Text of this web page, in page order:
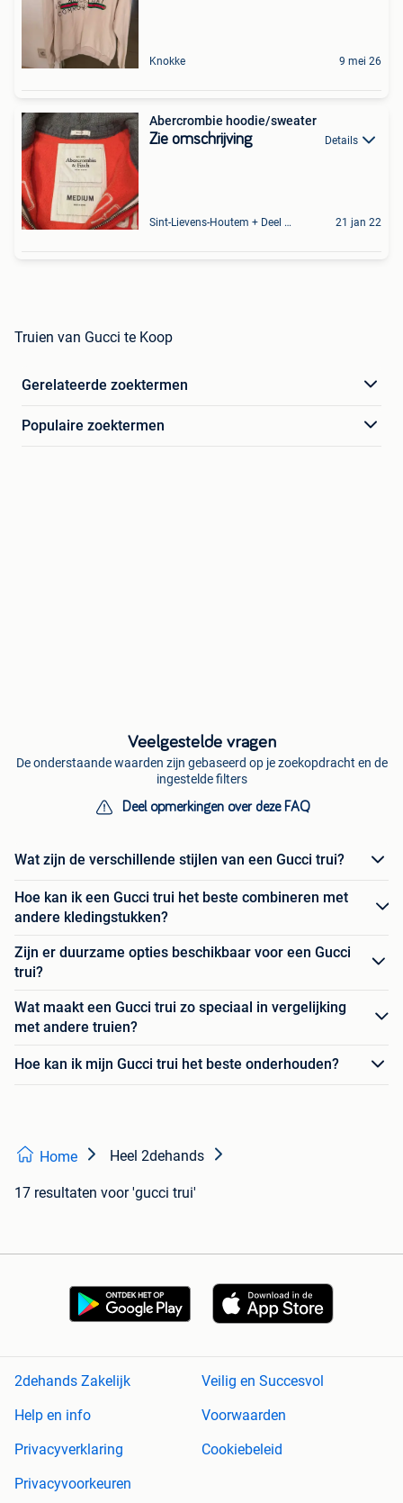
Knokke 9 mei 26
Abercrombie hoodie/sweater
Zie omschrijving Details
Sint-Lievens-Houtem + Deel Oombergen 21 jan 22
Truien van Gucci te Koop
Gerelateerde zoektermen
Populaire zoektermen
Veelgestelde vragen
De onderstaande waarden zijn gebaseerd op je zoekopdracht en de
ingestelde filters
Deel opmerkingen over deze FAQ
Wat zijn de verschillende stijlen van een Gucci trui?
Hoe kan ik een Gucci trui het beste combineren met
andere kledingstukken?
Zijn er duurzame opties beschikbaar voor een Gucci
trui?
Wat maakt een Gucci trui zo speciaal in vergelijking
met andere truien?
Hoe kan ik mijn Gucci trui het beste onderhouden?
Home Heel 2dehands
17 resultaten voor 'gucci trui'
2dehands Zakelijk
Veilig en Succesvol
Help en info
Voorwaarden
Privacyverklaring
Cookiebeleid
Privacyvoorkeuren